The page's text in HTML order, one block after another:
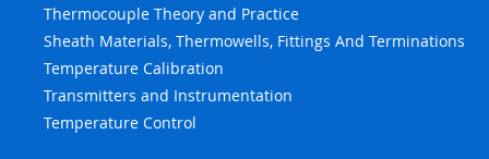
Thermocouple Theory and Practice
Sheath Materials, Thermowells, Fittings And Terminations
Temperature Calibration
Transmitters and Instrumentation
Temperature Control